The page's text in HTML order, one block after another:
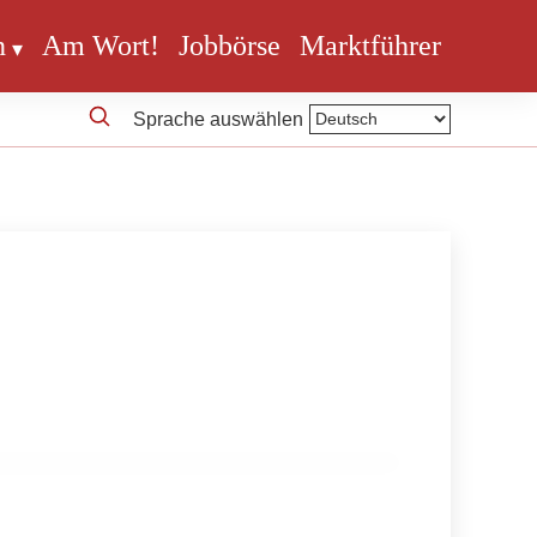
Am Wort! Jobbörse Marktführer
Sprache auswählen